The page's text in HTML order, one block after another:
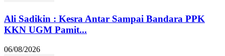
Ali Sadikin : Kesra Antar Sampai Bandara PPK
KKN UGM Pamit...
06/08/2026